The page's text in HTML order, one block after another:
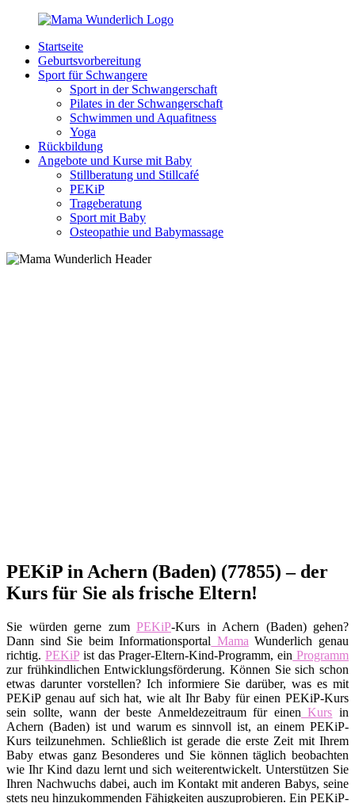
Zurück
Inhalt
MamaWunderlich.de
Mutti
sein
wunderbar!
Startseite
Geburtsvorbereitung
Sport für Schwangere
Sport in der Schwangerschaft
Pilates in der Schwangerschaft
Schwimmen und Aquafitness
Yoga
Rückbildung
Angebote und Kurse mit Baby
Stillberatung und Stillcafé
PEKiP
Trageberatung
Sport mit Baby
Osteopathie und Babymassage
PEKiP in Achern (Baden) (77855) – der
Kurs für Sie als frische Eltern!
Sie würden gerne zum PEKiP-Kurs in Achern (Baden) gehen?
Dann sind Sie beim Informationsportal Mama Wunderlich genau
richtig. PEKiPist das Prager-Eltern-Kind-Programm, ein Programm
zur frühkindlichen Entwicklungsförderung. Können Sie sich schon
etwas darunter vorstellen? Ich informiere Sie darüber, was es mit
PEKiP genau auf sich hat, wie alt Ihr Baby für einen PEKiP-Kurs
sein sollte, wann der beste Anmeldezeitraum für einen Kurs in
Achern (Baden) ist und warum es sinnvoll ist, an einem PEKiP-
Kurs teilzunehmen. Schließlich ist gerade die erste Zeit mit Ihrem
Baby etwas ganz Besonderes und Sie können täglich beobachten
wie Ihr Kind dazu lernt und sich weiterentwickelt. Unterstützen Sie
Ihren Nachwuchs dabei, auch im Kontakt mit anderen Babys, seine
stets neu hinzukommenden Fähigkeiten auszuprobieren. Ein PEKiP-